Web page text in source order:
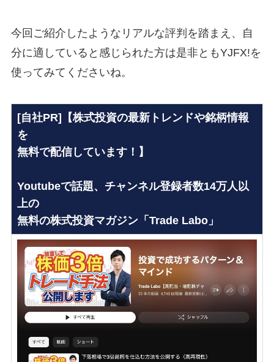
今回ご紹介したようなリアルな評判を踏まえ、自
分に適していると感じられた方は是非ともYJFX!を
使ってみてくださいね。
[自社PR]【株式投資の最新トレンドや銘柄情報
を
無料で配信しています！】
Youtubeで話題、チャンネル登録者数14万人以
上の
無料の株式投資マガジン「Trade Labo」